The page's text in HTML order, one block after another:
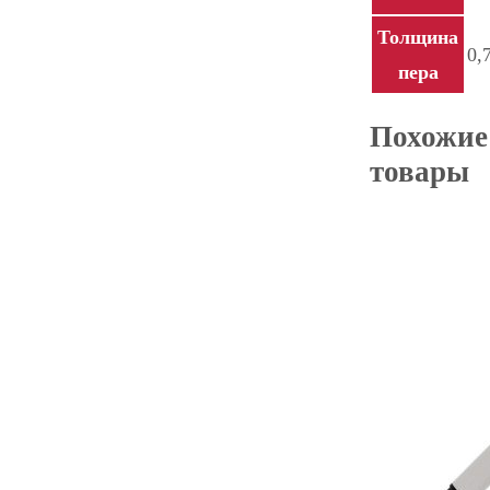
Толщина
пера
Похожие
товары